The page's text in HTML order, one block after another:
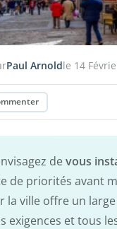
Paul Arnoldle 14
de vous
de priorités avant
la ville offre un
exigences et tous